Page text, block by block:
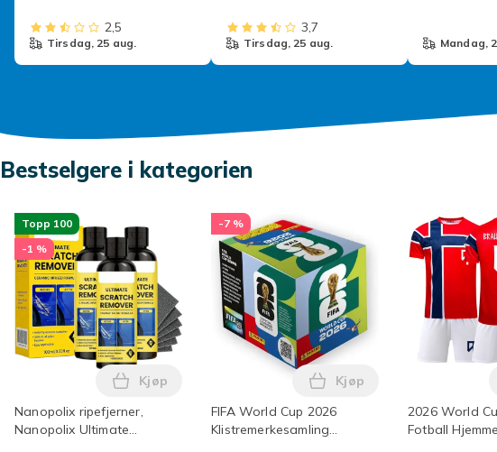
color
2,5
tirsdag, 25 aug.
3,7
tirsdag, 25 aug. mandag,
Bestselgere i kategorien
Topp 100
-1 %
Nanopolix ripefjerner,
Nanopolix Ultimate
Legg Nanopolix ripefjerner, Nanopolix Ultimate
Kjøp
-7 %
FIFA World Cup 2026
Klistremerkesamling
Legg FIFA World Cup
Kjøp
2026 World
Fotball